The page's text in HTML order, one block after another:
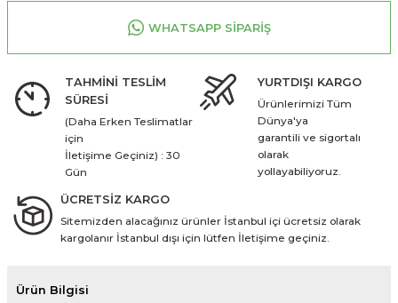
WHATSAPP SİPARİŞ
TAHMİNİ TESLİM
SÜRESİ
(Daha Erken Teslimatlar
için
İletişime Geçiniz) : 30
Gün
YURTDIŞI KARGO
Ürünlerimizi Tüm
Dünya'ya
garantili ve sigortalı
olarak
yollayabiliyoruz.
ÜCRETSİZ KARGO
Sitemizden alacağınız ürünler İstanbul içi ücretsiz olarak
kargolanır İstanbul dışı için lütfen İletişime geçiniz.
Ürün Bilgisi